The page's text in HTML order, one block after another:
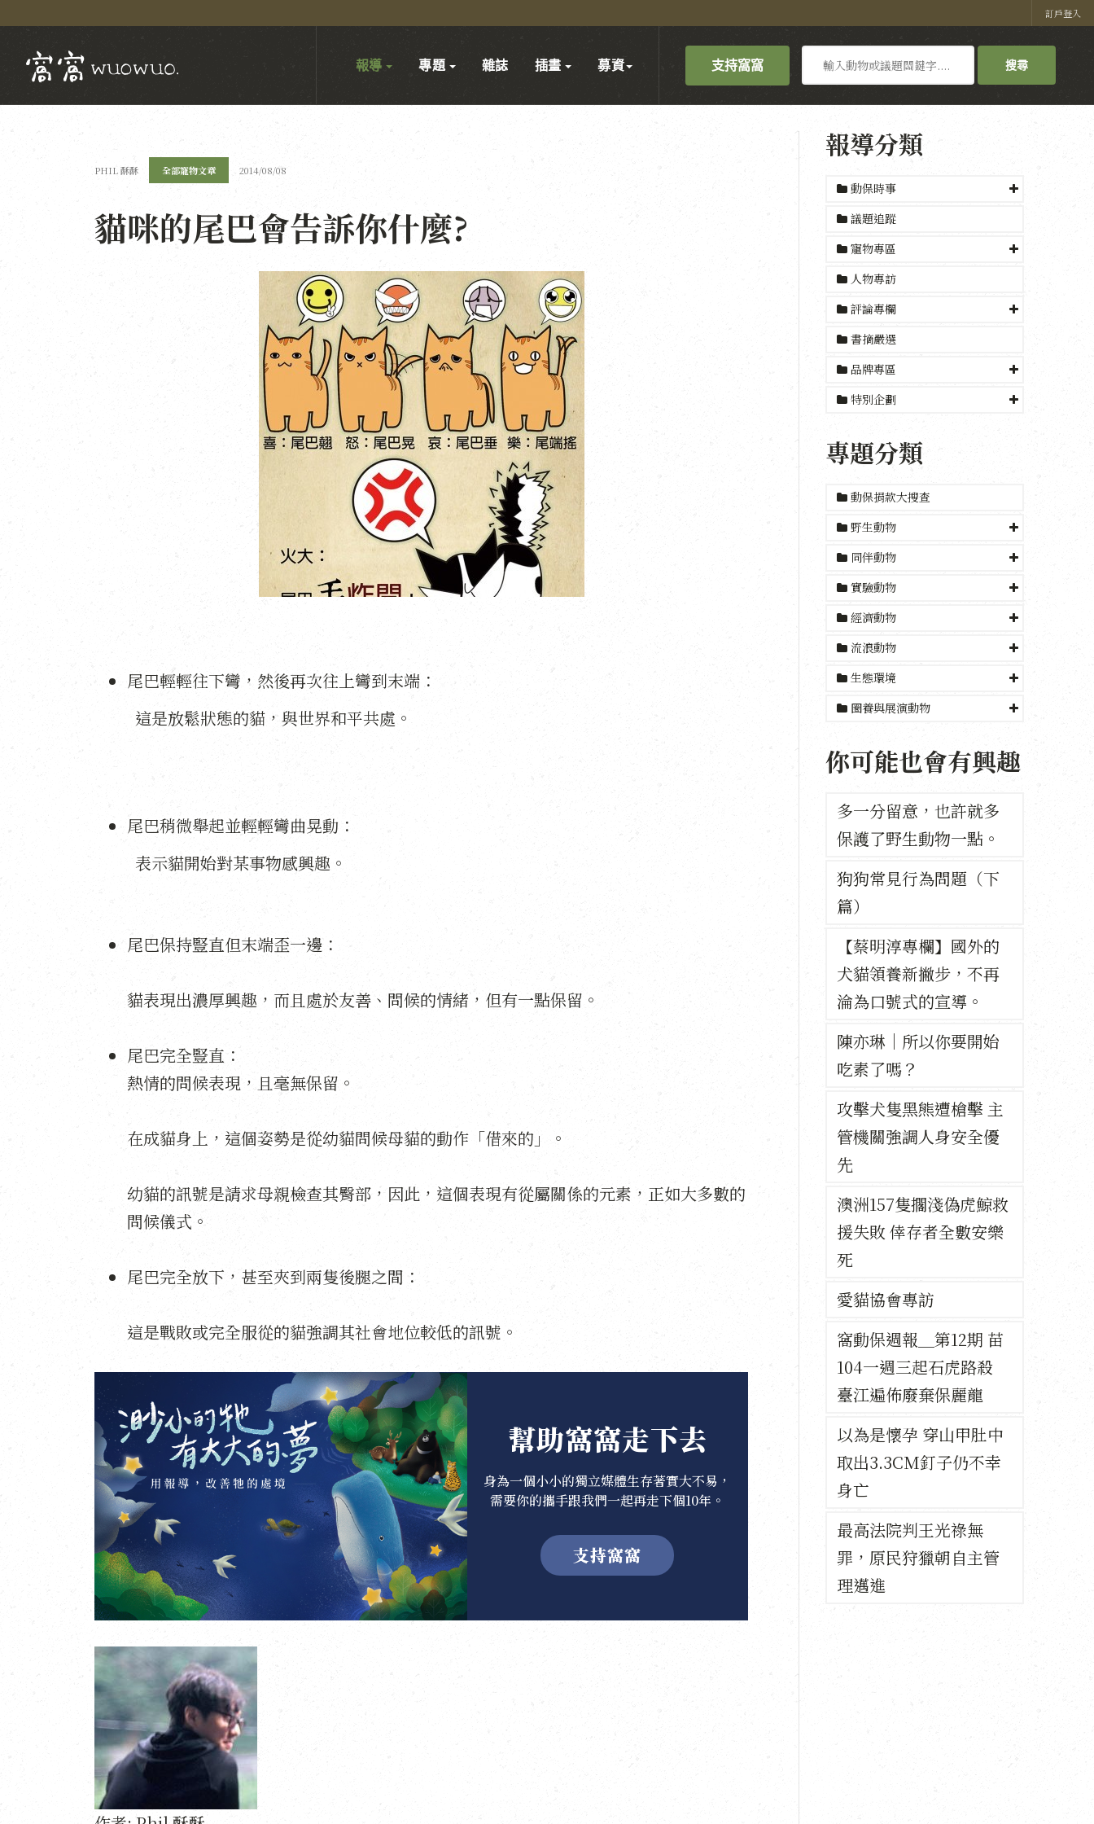
訂戶登入
支持窩窩
尋
搜尋
報導 專題 雜誌 插畫 募資
PHIL 酥酥 全部寵物文章 2014/08/08
貓咪的尾巴會告訴你什麼?
尾巴輕輕往下彎，然後再次往上彎到末端：
這是放鬆狀態的貓，與世界和平共處。
尾巴稍微舉起並輕輕彎曲晃動：
表示貓開始對某事物感興趣。
尾巴保持豎直但末端歪一邊：
貓表現出濃厚興趣，而且處於友善、問候的情緒，但有一點保留。
尾巴完全豎直：
熱情的問候表現，且毫無保留。
在成貓身上，這個姿勢是從幼貓問候母貓的動作「借來的」。
幼貓的訊號是請求母親檢查其臀部，因此，這個表現有從屬關係的元素，正如大多數的
問候儀式。
尾巴完全放下，甚至夾到兩隻後腿之間：
這是戰敗或完全服從的貓強調其社會地位較低的訊號。
幫助窩窩走下去
身為一個小小的獨立媒體生存著實大不易，
需要你的攜手跟我們一起再走下個10年。
支持窩窩
報導分類
動保時事
議題追蹤
寵物專區
人物專訪
評論專欄
書摘嚴選
品牌專區
特別企劃
專題分類
動保捐款大搜查
野生動物
同伴動物
實驗動物
經濟動物
流浪動物
生態環境
圈養與展演動物
你可能也會有興趣
多一分留意，也許就多
保護了野生動物一點。
狗狗常見行為問題（下
篇）
【蔡明淳專欄】國外的
犬貓領養新撇步，不再
淪為口號式的宣導。
陳亦琳｜所以你要開始
吃素了嗎？
攻擊犬隻黑熊遭槍擊 主
管機關強調人身安全優
先
澳洲157隻擱淺偽虎鯨救
援失敗 倖存者全數安樂
死
愛貓協會專訪
窩動保週報＿第12期 苗
104一週三起石虎路殺
臺江遍佈廢棄保麗龍
以為是懷孕 穿山甲肚中
取出3.3CM釘子仍不幸
身亡
最高法院判王光祿無
罪，原民狩獵朝自主管
理邁進